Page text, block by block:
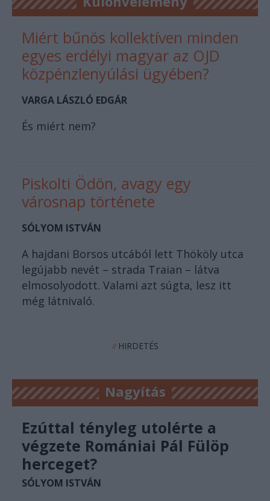
Miért bűnös kollektíven minden
egyes erdélyi magyar az OJD
közpénzlenyúlási ügyében?
VARGA LÁSZLÓ EDGÁR
És miért nem?
Piskolti Ödön, avagy egy
városnap története
SÓLYOM ISTVÁN
A hajdani Borsos utcából lett Thököly utca
legújabb nevét – strada Traian – látva
elmosolyodott. Valami azt súgta, lesz itt
még látnivaló.
//HIRDETÉS
Nagyítás
Ezúttal tényleg utolérte a
végzete Romániai Pál Fülöp
herceget?
SÓLYOM ISTVÁN